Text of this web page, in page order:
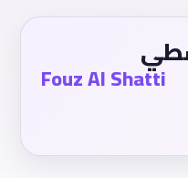
Fouz Al Shatti